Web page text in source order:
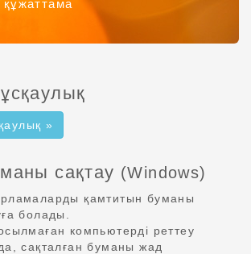
»
сақтау (Windows)
қамтитын буманы
болады.
компьютерді реттеу
сақталған буманы жад